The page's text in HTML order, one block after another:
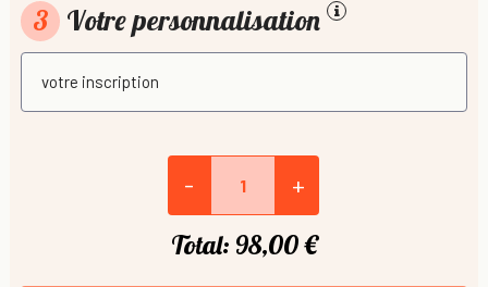
3 Votre personnalisation
- +
Total: 98,00 €